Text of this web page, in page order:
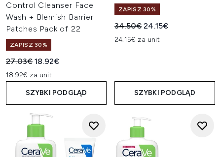
Control Cleanser Face
Wash + Blemish Barrier
Patches Pack of 22
ZAPISZ 30%
Sugerowana cena detaliczna:
27.03€Aktualna cena:
18.92€
18.92€ za unit
SZYBKI PODGLĄD
ZAPISZ 30%
Sugerowana cena
34.50€Aktualna cena:
24.15€
24.15€ za unit
SZYBKI PODGLĄD